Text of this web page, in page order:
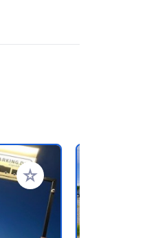
Aggiungi ai tuoi preferiti